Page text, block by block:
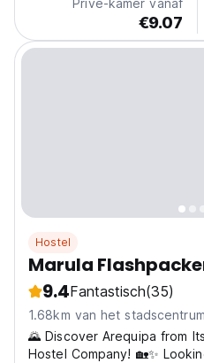
Privé-kamer vanaf
€9.07
Hostel
Marula
9.4Fantastisch(35)
1.68km van het stadscentrum
🌄 Discover Arequipa from
Hostel Company! 🏡✨